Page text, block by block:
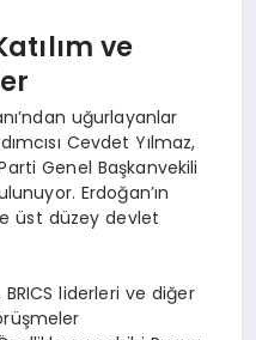
ve
uğurlayanlar
Cevdet Yılmaz,
Genel Başkanvekili
Erdoğan’ın
üst düzey devlet
BRICS liderleri ve diğer